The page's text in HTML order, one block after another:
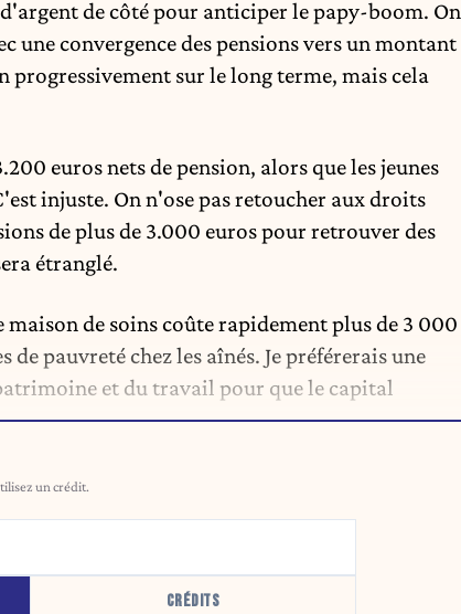
de côté pour anticiper le papy-boom. On
une convergence des pensions vers un montant
sur le long terme, mais cela
euros nets de pension, alors que les jeunes
injuste. On n'ose pas retoucher aux droits
de plus de 3.000 euros pour retrouver des
étranglé.
maison de soins coûte rapidement plus de 3 000
de pauvreté chez les aînés. Je préférerais une
et du travail pour que le capital
un crédit.
CRÉDITS